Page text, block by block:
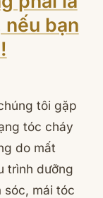
nếu bạn
tôi gặp
tóc cháy
do mất
trình dưỡng
sóc, mái tóc